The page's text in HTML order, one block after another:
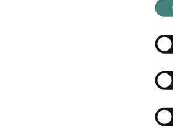
kunnen informatie die zij via jouw
verzamelen, combineren met
gebruik van hun diensten. De derde
voor de
cookies worden verzameld. In de